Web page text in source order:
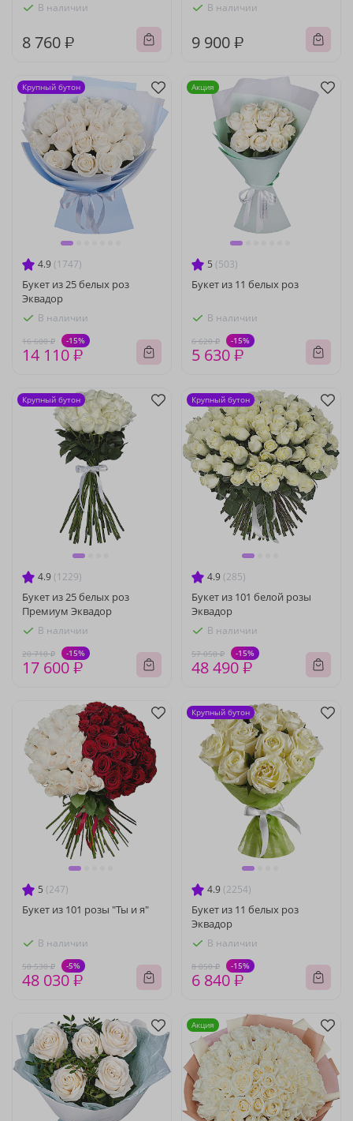
В наличии
8 760 ₽
В наличии
9 900 ₽
4.9 (1747)
Букет из 25 белых роз
Эквадор
В наличии
16 600 ₽ -15%
14 110 ₽
Крупный бутон
5 (503)
Букет из 11 белых роз
В наличии
6 620 ₽ -15%
5 630 ₽
Акция
4.9 (1229)
Букет из 25 белых роз
Премиум Эквадор
В наличии
20 710 ₽ -15%
17 600 ₽
Крупный бутон
4.9 (285)
Букет из 101 белой розы
Эквадор
В наличии
57 050 ₽ -15%
48 490 ₽
Крупный бутон
5 (247)
Букет из 101 розы "Ты и я"
В наличии
50 530 ₽ -5%
48 030 ₽
4.9 (2254)
Букет из 11 белых роз
Эквадор
В наличии
8 050 ₽ -15%
6 840 ₽
Крупный бутон
Акция